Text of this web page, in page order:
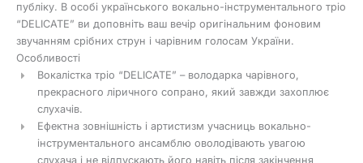
публіку. В особі українського вокально-інструментального тріо
“DELICATE” ви доповніть ваш вечір оригінальним фоновим
звучанням срібних струн і чарівним голосам України.
Особливості
Вокалістка тріо “DELICATE” – володарка чарівного,
прекрасного ліричного сопрано, який завжди захоплює
слухачів.
Ефектна зовнішність і артистизм учасниць вокально-
інструментального ансамблю оволодівають увагою
слухача і не відпускають його навіть після закінчення